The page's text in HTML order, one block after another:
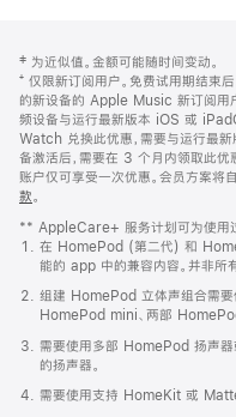
页
页
脚
注
‡ 为近似值。金额可能随时间变动。
⁺ 仅限新订阅用户。免费试用期结束
的新设备的 Apple Music 新订阅用
频设备与运行最新版本 iOS 或
Watch 兑换此优惠，需要与运行最
备激活后，需要在 3 个月内领取此优
账户仅可享受一次优惠。会员方案将
款。
窗
口
中
打
开)
** AppleCare+ 服务计划可为使用
在 HomePod (第二代) 和
能的 app 中的兼容内容。并非所
组建 HomePod 立体声组合需要
HomePod mini、两部
需要使用多部 HomePod 扬声器
的扬声器。
需要使用支持 HomeKit 或